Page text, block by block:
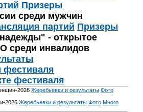
Призеры
среди мужчин
партий Призеры
- открытое
среди инвалидов
фестиваля
фестиваля
2026 Жеребьевки и результаты Фото
2026 Жеребьевки и результаты Фото Много